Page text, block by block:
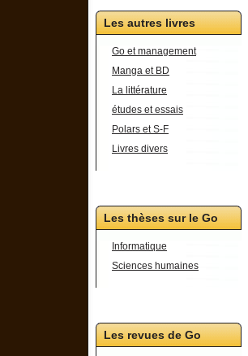
Les autres livres
Go et management
Manga et BD
La littérature
études et essais
Polars et S-F
Livres divers
Les thèses sur le Go
Informatique
Sciences humaines
Les revues de Go